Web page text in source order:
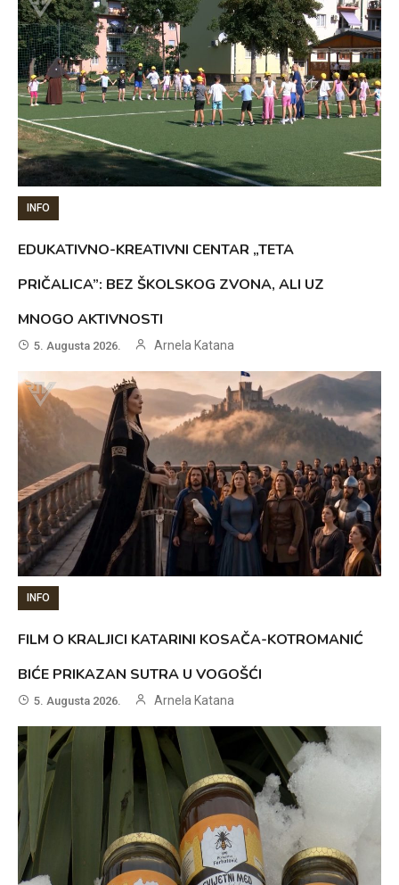
INFO
EDUKATIVNO-KREATIVNI CENTAR „TETA
PRIČALICA”: BEZ ŠKOLSKOG ZVONA, ALI UZ
MNOGO AKTIVNOSTI
5. Augusta 2026. Arnela Katana
INFO
FILM O KRALJICI KATARINI KOSAČA-KOTROMANIĆ
BIĆE PRIKAZAN SUTRA U VOGOŠĆI
5. Augusta 2026. Arnela Katana